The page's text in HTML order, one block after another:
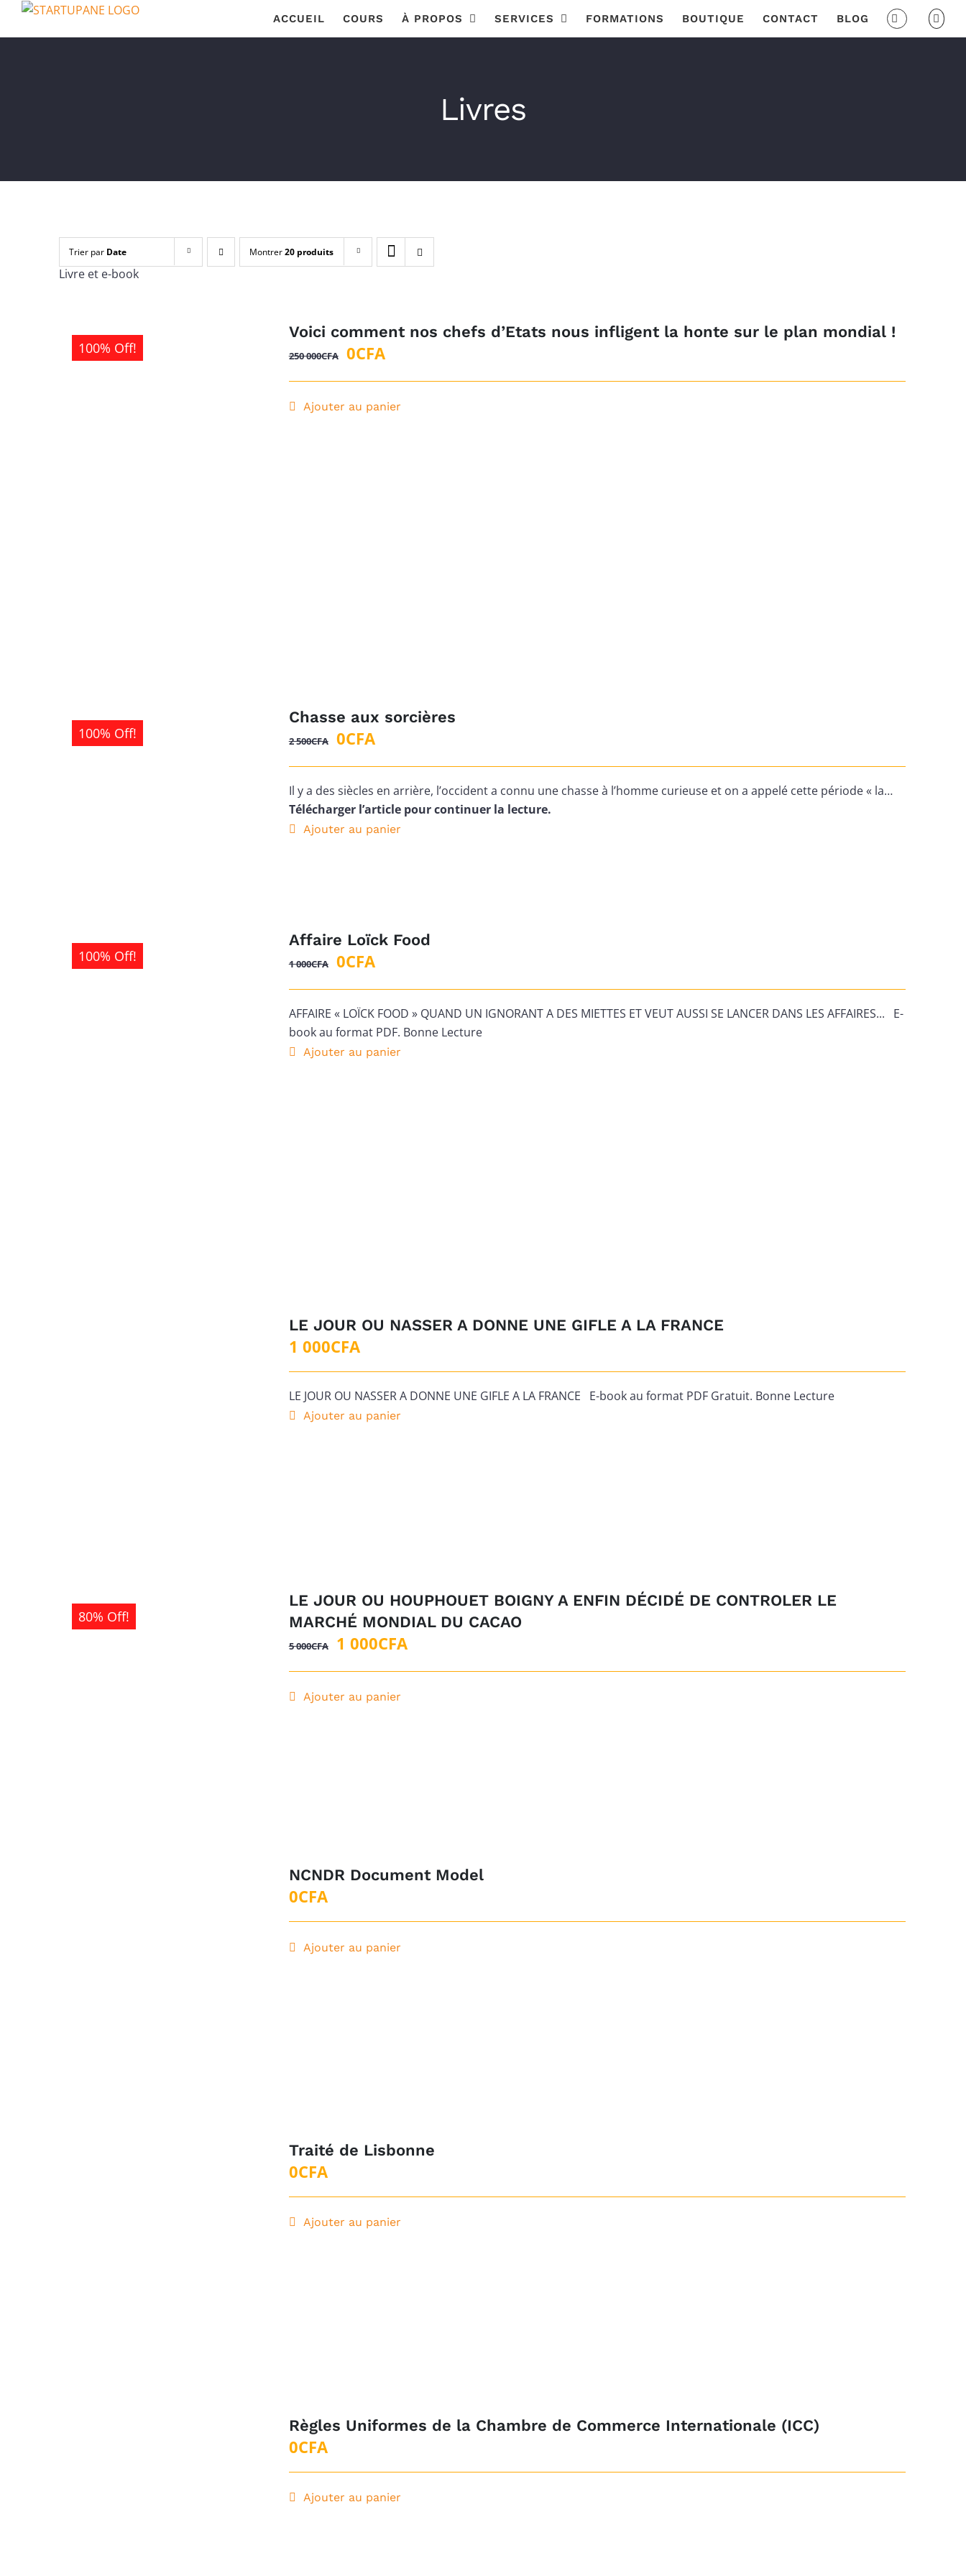
Passer
ACCUEIL COURS À PROPOS SERVICES FORMATIONS BOUTIQUE CONTACT BLOG
Livres
Livre et e-book
Trier par Date Montrer20 produits
100% Off!
Voici comment nos chefs d’Etats nous infligent la honte sur le plan mondial !
250 000CFA
Le
était :
0CFALe
est :
Ajouter au panier
100% Off!
Chasse aux sorcières
2 500CFA
Le
initial
était :
2
0CFALe
actuel
est :
0CFA.
Il y a des siècles en arrière, l’occident a connu une chasse à l’homme curieuse et on a appelé cette période « la…
Télécharger l’article pour continuer la lecture.
Ajouter au panier
100% Off!
Affaire Loïck Food
1 000CFA
Le
initial
était :
1
0CFALe
est :
0CFA.
AFFAIRE « LOÏCK FOOD » QUAND UN IGNORANT A DES MIETTES ET VEUT AUSSI SE LANCER DANS LES AFFAIRES... E-
book au format PDF. Bonne Lecture
Ajouter au panier
LE JOUR OU NASSER A DONNE UNE GIFLE A LA FRANCE
1 000CFA
LE JOUR OU NASSER A DONNE UNE GIFLE A LA FRANCE E-book au format PDF Gratuit. Bonne Lecture
Ajouter au panier
80% Off!
LE JOUR OU HOUPHOUET BOIGNY A ENFIN DÉCIDÉ DE CONTROLER LE
MARCHÉ MONDIAL DU CACAO
5 000CFA
Le
était :
1 000CFALe
Ajouter au panier
NCNDR Document Model
0CFA
Ajouter au panier
Traité de Lisbonne
0CFA
Ajouter au panier
Règles Uniformes de la Chambre de Commerce Internationale (ICC)
0CFA
Ajouter au panier